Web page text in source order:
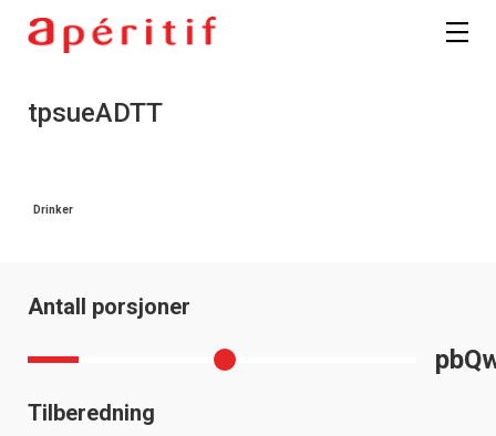
tpsueADTT
Drinker
Antall porsjoner
Tilberedning